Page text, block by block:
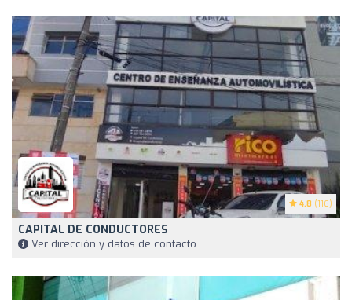
4.8 (116)
CAPITAL DE CONDUCTORES
Ver dirección y datos de contacto